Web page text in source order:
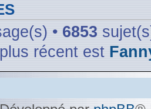
• 6853
récent est